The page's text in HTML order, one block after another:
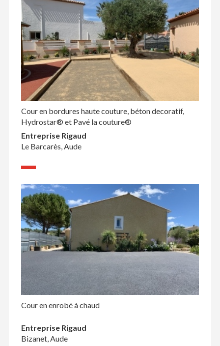
Cour en bordures haute couture, béton decoratif,
Hydrostar® et Pavé la couture®
Entreprise Rigaud
Le Barcarès, Aude
Cour en enrobé à chaud
Entreprise Rigaud
Bizanet, Aude